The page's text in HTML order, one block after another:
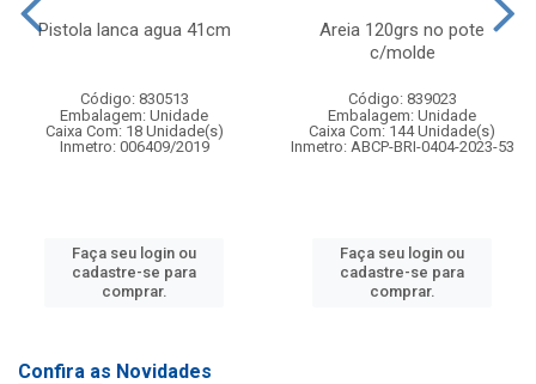
Pistola lanca agua 41cm
Código: 830513
Embalagem: Unidade
Caixa Com: 18 Unidade(s)
Inmetro: 006409/2019
Faça seu login ou
cadastre-se para
comprar.
Areia 120grs no pote
c/molde
Código: 839023
Embalagem: Unidade
Caixa Com: 144 Unidade(s)
Inmetro: ABCP-BRI-0404-2023-53
Faça seu login ou
cadastre-se para
comprar.
Confira as Novidades